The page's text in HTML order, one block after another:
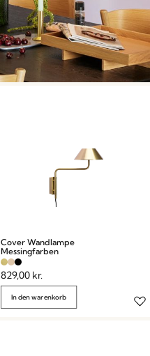
Cover Wandlampe
Messingfarben
829,00 kr.
In den warenkorb